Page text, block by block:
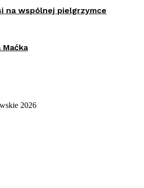
na wspólnej pielgrzymce
2026